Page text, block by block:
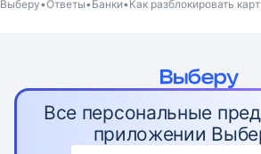
Выберу Ответы Банки Как разблокировать
Все персональные
приложении